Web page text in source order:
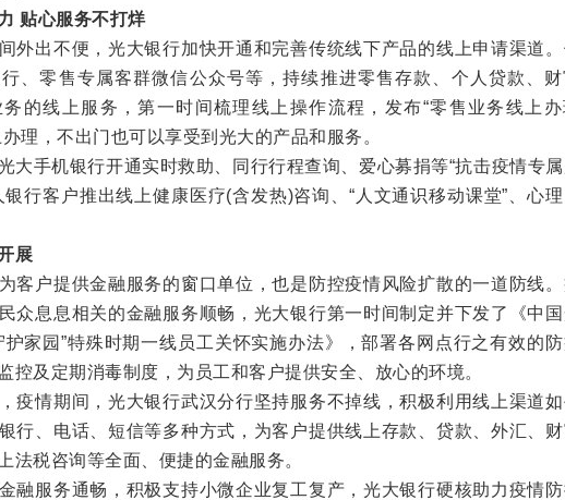
贴心服务不打烊
出不便，光大银行加快开通和完善传统线下产品的线上申请渠道
、零售专属客群微信公众号等，持续推进零售存款、个人贷款、
的线上服务，第一时间梳理线上操作流程，发布“零售业务线上
理，不出门也可以享受到光大的产品和服务。
手机银行开通实时救助、同行行程查询、爱心募捐等“抗击疫情专
银行客户推出线上健康医疗(含发热)咨询、“人文通识移动课堂”、心
展
户提供金融服务的窗口单位，也是防控疫情风险扩散的一道防线
众息息相关的金融服务顺畅，光大银行第一时间制定并下发了《中
护家园”特殊时期一线员工关怀实施办法》，部署各网点行之有效的
控及定期消毒制度，为员工和客户提供安全、放心的环境。
情期间，光大银行武汉分行坚持服务不掉线，积极利用线上渠道
行、电话、短信等多种方式，为客户提供线上存款、贷款、外汇、
法税咨询等全面、便捷的金融服务。
服务通畅，积极支持小微企业复工复产，光大银行硬核助力疫情